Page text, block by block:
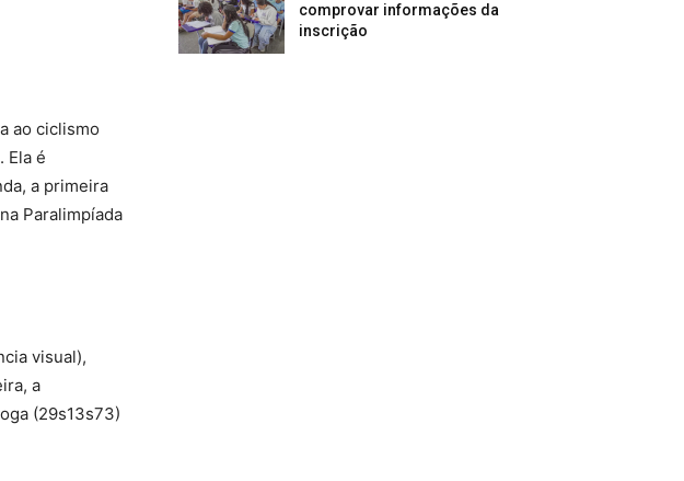
ao ciclismo
Ela é
a primeira
Paralimpíada
visual),
a
(29s13s73)
comprovar informações da
inscrição